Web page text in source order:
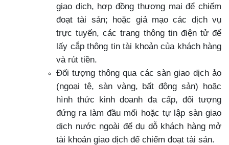
giao dịch, hợp đồng thương mại để chiếm
đoạt tài sản; hoặc giả mạo các dịch vụ
trực tuyến, các trang thông tin điện tử để
lấy cắp thông tin tài khoản của khách hàng
và rút tiền.
Đối tượng thông qua các sàn giao dịch ảo
(ngoại tệ, sàn vàng, bất động sản) hoặc
hình thức kinh doanh đa cấp, đối tượng
đứng ra làm đầu mối hoặc tự lập sàn giao
dịch nước ngoài để dụ dỗ khách hàng mở
tài khoản giao dịch để chiếm đoạt tài sản.